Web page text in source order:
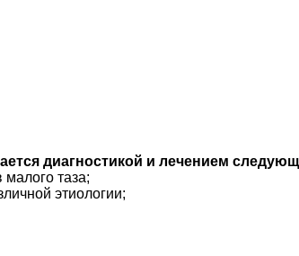
диагностикой и лечением
таза;
этиологии;